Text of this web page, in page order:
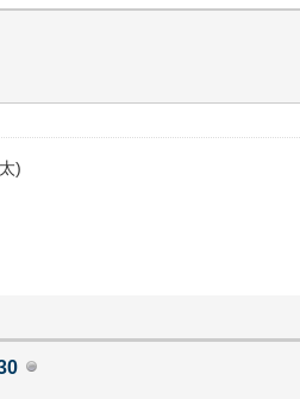
)